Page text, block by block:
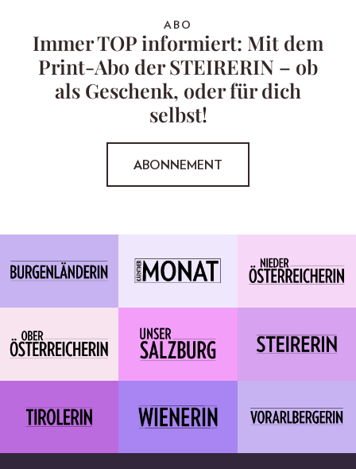
ABO
Immer TOP informiert: Mit dem
Print-Abo der STEIRERIN – ob
als Geschenk, oder für dich
selbst!
ABONNEMENT